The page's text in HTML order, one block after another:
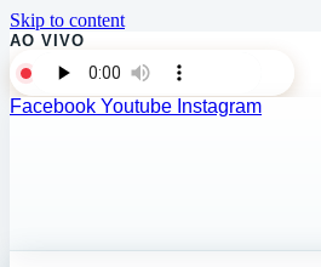
Skip to content
AO VIVO
Facebook Youtube Instagram